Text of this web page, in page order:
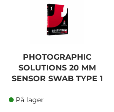
PHOTOGRAPHIC
SOLUTIONS 20 MM
SENSOR SWAB TYPE 1
På lager